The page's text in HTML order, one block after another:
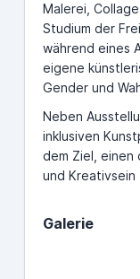
Malerei,
Studium der
während eines
eigene
Gender und
Neben
inklusiven
dem Ziel, einen
und
Galerie